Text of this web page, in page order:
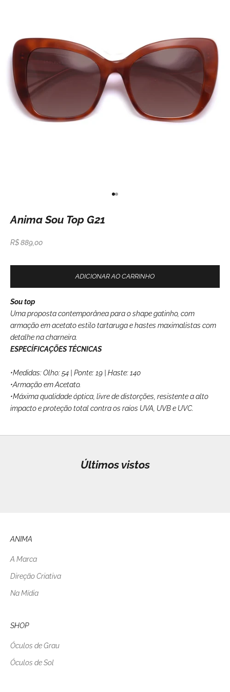
Ir para item 1
Ir para item 2
Anima Sou Top G21
Preço promocional
R$ 889,00
ADICIONAR AO CARRINHO
Sou top
Uma proposta contemporânea para o shape gatinho, com
armação em acetato estilo tartaruga e hastes maximalistas com
detalhe na charneira.
ESPECÍFICAÇÕES TÉCNICAS
•Medidas: Olho: 54 | Ponte: 19 | Haste: 140
•Armação em Acetato.
•Máxima qualidade óptica, livre de distorções, resistente a alto
impacto e proteção total contraos raios UVA, UVB e UVC.
Últimos vistos
ANIMA
A Marca
Direção Criativa
Na Mídia
SHOP
Óculos de Grau
Óculos de Sol